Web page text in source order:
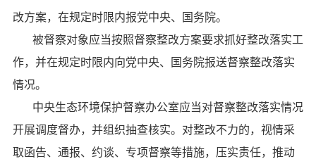
改方案，在规定时限内报党中央、国务院。
被督察对象应当按照督察整改方案要求抓好整改落实工
作，并在规定时限内向党中央、国务院报送督察整改落实
情况。
中央生态环境保护督察办公室应当对督察整改落实情况
开展调度督办，并组织抽查核实。对整改不力的，视情采
取函告、通报、约谈、专项督察等措施，压实责任，推动